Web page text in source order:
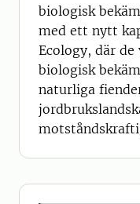
biologisk
med ett nytt
Ecology, där de
biologisk
naturliga